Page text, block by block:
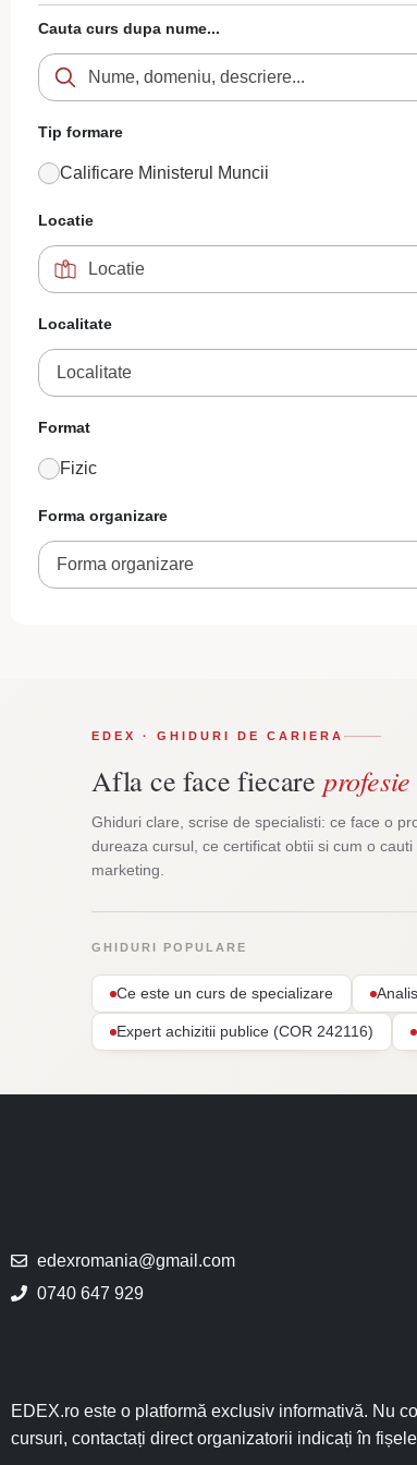
Cauta curs dupa nume...
Tip formare
Calificare Ministerul Muncii
Locatie
Localitate
Localitate
Format
Fizic
Forma organizare
Forma organizare
EDEX · GHIDURI DE CARIERA
Afla ce face fiecare profesie
Ghiduri clare, scrise de specialisti: ce face o
dureaza cursul, ce certificat obtii si cum o
marketing.
GHIDURI POPULARE
Ce este un curs de specializare
Expert achizitii publice (COR 242116)
edexromania@gmail.com
0740 647 929
EDEX.ro este o platformă exclusiv informativă. Nu
cursuri, contactați direct organizatorii indicați în